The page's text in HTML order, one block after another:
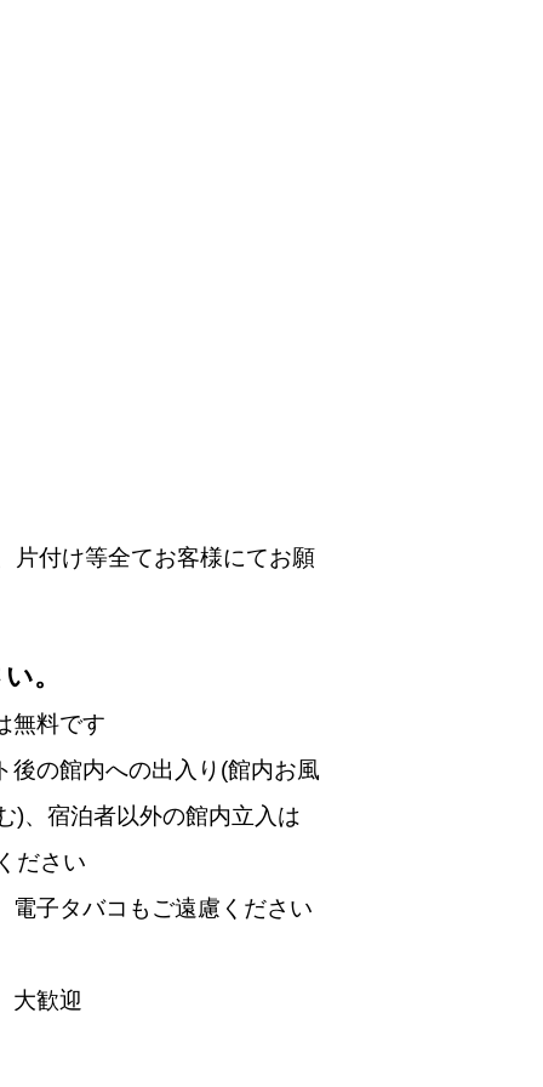
片付け等全てお客様にてお願
。
無料です
後の館内への出入り(館内お風
)、宿泊者以外の館内立入は
ださい
電子タバコもご遠慮ください
大歓迎